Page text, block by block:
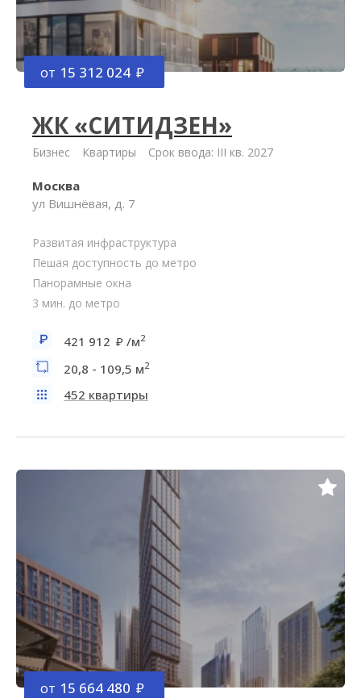
от 15 312 024
ЖК «СИТИДЗЕН»
Бизнес Квартиры Срок ввода: III кв. 2027
Москва
ул Вишнёвая, д. 7
Развитая инфраструктура
Пешая доступность до метро
Панорамные окна
3 мин. до метро
421 912 /м2
20,8 - 109,5 м2
452 квартиры
от 15 664 480